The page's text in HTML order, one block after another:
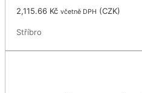
2,115.66 Kč včetně DPH (CZK)
Stříbro